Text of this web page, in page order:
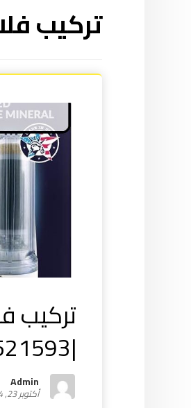
تركيب
تركيب
|55521593
Admin
أكتوبر 23, 2024